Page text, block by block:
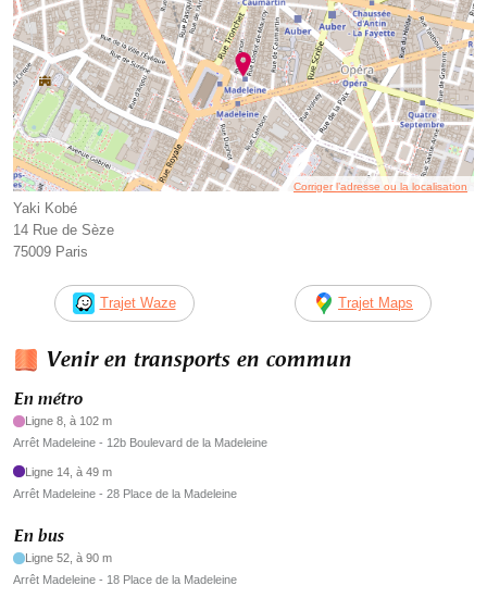
Corriger l’adresse ou la localisation
Yaki Kobé
14 Rue de Sèze
75009 Paris
Trajet Waze Trajet Maps
Venir en transports en commun
En métro
Ligne 8, à 102 m
Arrêt Madeleine - 12b Boulevard de la Madeleine
Ligne 14, à 49 m
Arrêt Madeleine - 28 Place de la Madeleine
En bus
Ligne 52, à 90 m
Arrêt Madeleine - 18 Place de la Madeleine